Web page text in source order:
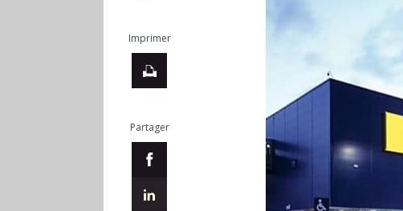
Imprimer
Partager